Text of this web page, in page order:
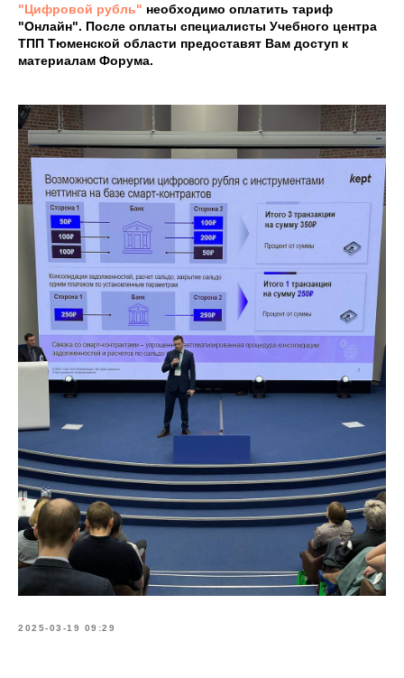
"Цифровой рубль" необходимо оплатить тариф
"Онлайн". После оплаты специалисты Учебного центра
ТПП Тюменской области предоставят Вам доступ к
материалам Форума.
2025-03-19 09:29